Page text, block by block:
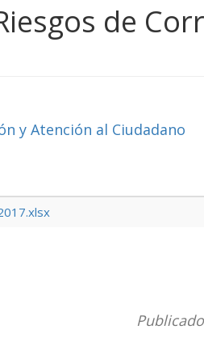
de
y Atención al Ciudadano